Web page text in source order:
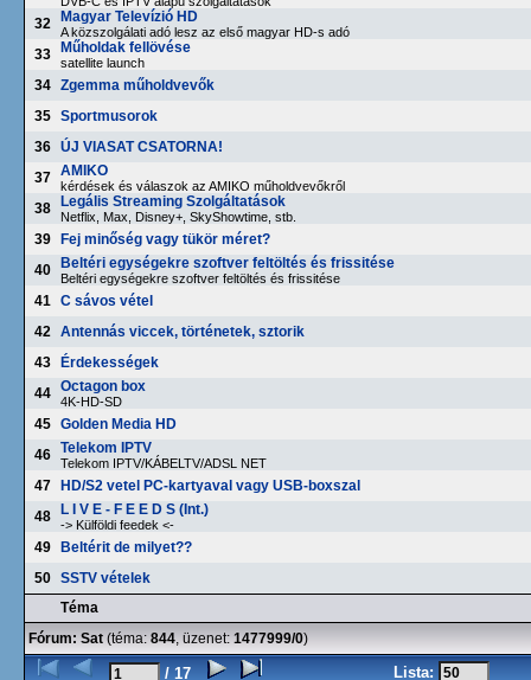
32 Magyar Televízió HD
A közszolgálati adó lesz az első magyar HD-s adó
33 Műholdak fellövése
satellite launch
34 Zgemma műholdvevők
35 Sportmusorok
36 ÚJ VIASAT CSATORNA!
37 AMIKO
kérdések és válaszok az AMIKO műholdvevőkről
38 Legális Streaming Szolgáltatások
Netflix, Max, Disney+, SkyShowtime, stb.
39
Fej minőség vagy tükör méret?
40
Beltéri egységekre szoftver feltöltés és frissitése
Beltéri egységekre szoftver feltöltés és frissitése
41 C sávos vétel
42 Antennás viccek, történetek, sztorik
43
Érdekességek
44 Octagon box
4K-HD-SD
45 Golden Media HD
46 Telekom IPTV
Telekom IPTV/KÁBELTV/ADSL NET
47
HD/S2 vetel PC-kartyaval vagy USB-boxszal
48
L I V E - F E E D S (Int.)
-> Külföldi feedek <-
49
Beltérit de milyet??
50 SSTV vételek
Téma
Fórum: Sat (téma: 844, üzenet: 1477999/0)
/ 17 Lista: